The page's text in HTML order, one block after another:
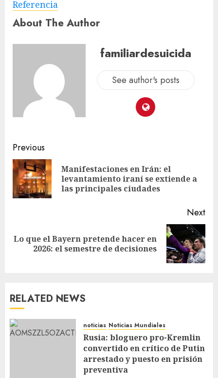
Referencia
About The Author
familiardesuicida
See author's posts
Previous
Manifestaciones en Irán: el
levantamiento iraní se extiende a
las principales ciudades
Next
Lo que el Bayern pretende hacer en
2026: el semestre de decisiones
RELATED NEWS
noticias Noticias Mundiales
Rusia: bloguero pro-Kremlin
convertido en crítico de Putin
arrestado y puesto en prisión
preventiva